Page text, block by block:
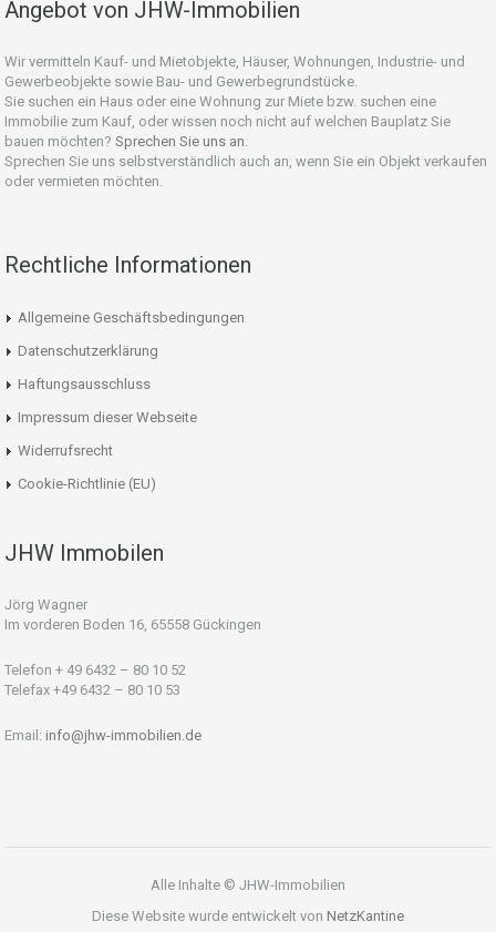
Angebot von JHW-Immobilien
Wir vermitteln Kauf- und Mietobjekte, Häuser, Wohnungen, Industrie- und
Gewerbeobjekte sowie Bau- und Gewerbegrundstücke.
Sie suchen ein Haus oder eine Wohnung zur Miete bzw. suchen eine
Immobilie zum Kauf, oder wissen noch nicht auf welchen Bauplatz Sie
bauen möchten? Sprechen Sie uns an.
Sprechen Sie uns selbstverständlich auch an, wenn Sie ein Objekt verkaufen
oder vermieten möchten.
Rechtliche Informationen
Allgemeine Geschäftsbedingungen
Datenschutzerklärung
Haftungsausschluss
Impressum dieser Webseite
Widerrufsrecht
Cookie-Richtlinie (EU)
JHW Immobilen
Jörg Wagner
Im vorderen Boden 16, 65558 Gückingen
Telefon + 49 6432 – 80 10 52
Telefax +49 6432 – 80 10 53
Email: info@jhw-immobilien.de
Alle Inhalte © JHW-Immobilien
Diese Website wurde entwickelt von NetzKantine